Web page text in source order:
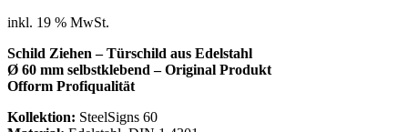
inkl. 19 % MwSt.
Schild Ziehen – Türschild aus Edelstahl
Ø 60 mm selbstklebend – Original Produkt
Ofform Profiqualität
Kollektion: SteelSigns 60